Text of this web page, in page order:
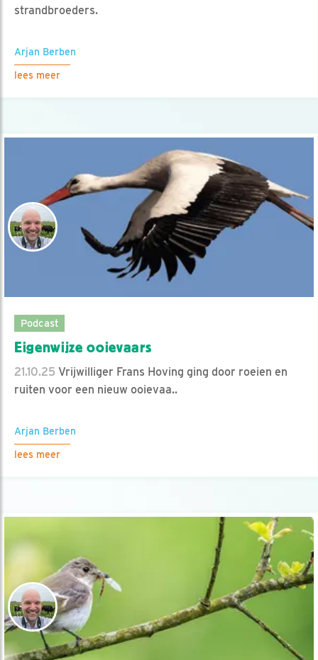
strandbroeders.
Arjan Berben
lees meer
Podcast
Eigenwijze ooievaars
21.10.25 Vrijwilliger Frans Hoving ging door roeien en
ruiten voor een nieuw ooievaa..
Arjan Berben
lees meer